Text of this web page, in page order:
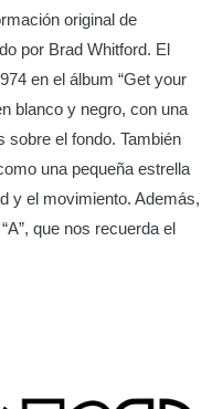
original de
por Brad Whitford. El
en el álbum “Get your
blanco y negro, con una
sobre el fondo. También
una pequeña estrella
y el movimiento. Además,
que nos recuerda el